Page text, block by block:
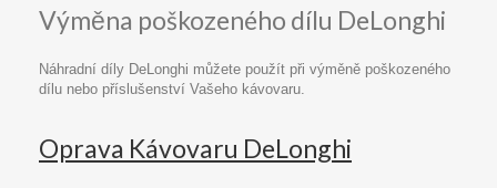
Výměna poškozeného dílu DeLonghi
Náhradní díly DeLonghi můžete použít při výměně poškozeného
dílu nebo příslušenství Vašeho kávovaru.
Oprava Kávovaru DeLonghi